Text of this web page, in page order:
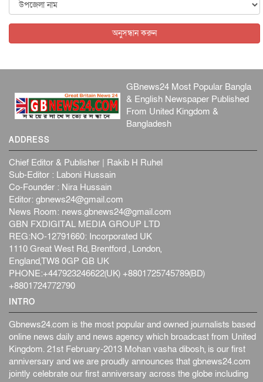
ব্...
অনুসন্ধান করুন
GBnews24 Most Popular Bangla
& English Newspaper Published
From United Kingdom &
Bangladesh
ADDRESS
Chief Editor & Publisher | Rakib H Ruhel
Sub-Editor : Laboni Hussain
Co-Founder : Nira Hussain
Editor: gbnews24@gmail.com
News Room: news.gbnews24@gmail.com
GBN FXDIGITAL MEDIA GROUP LTD
REG:NO-12791660: Incorporated UK
1110 Great West Rd, Brentford , London,
England,TW8 0GP GB UK
PHONE:+447923246622(UK) +8801725745789(BD)
+8801724772790
INTRO
Gbnews24.com is the most popular and owned journalists based
online news daily and news agency which broadcast from United
Kingdom. 21st February-2013 Mohan vasha dibosh, is our first
anniversary and we are proudly announces that gbnews24.com
jointly celebrate our first anniversary across the globe including